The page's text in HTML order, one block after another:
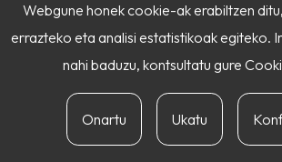
Webgune honek cookie-ak erabiltzen
errazteko eta analisi estatistikoak egiteko.
nahi baduzu, kontsultatu gure
Onartu Ukatu